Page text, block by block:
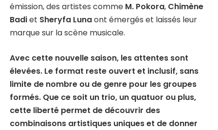
émission, des artistes comme M. Pokora, Chimène
Badiet Sheryfa Lunaont émergés et laissés leur
marque sur la scène musicale.
Avec cette nouvelle saison, les attentes sont
élevées. Le format reste ouvert et inclusif, sans
limite de nombre ou de genre pour les groupes
formés. Que ce soit un trio, un quatuor ou plus,
cette liberté permet de découvrir des
combinaisons artistiques uniques et de donner